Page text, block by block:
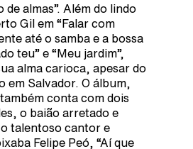
de almas”. Além do lindo
Gil em “Falar com
até o samba e a bossa
teu” e “Meu jardim”,
alma carioca, apesar do
em Salvador. O álbum,
conta com dois
o baião arretado e
talentoso cantor e
Felipe Peó, “Aí que